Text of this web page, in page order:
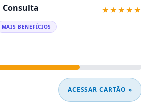
Consulta ★★★★★
MAIS BENEFÍCIOS
ACESSAR CARTÃO »